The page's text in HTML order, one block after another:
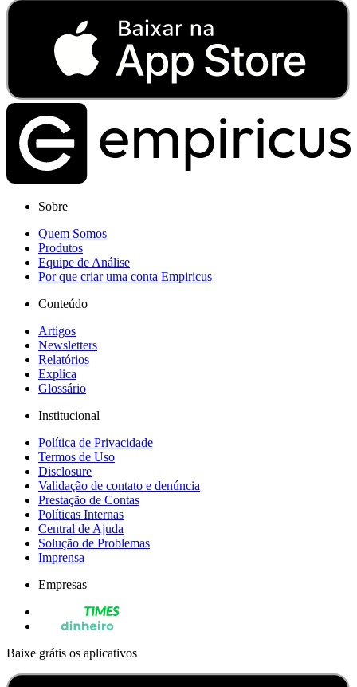
Sobre
Quem Somos
Produtos
Equipe de Análise
Por que criar uma conta Empiricus
Conteúdo
Artigos
Newsletters
Relatórios
Explica
Glossário
Institucional
Política de Privacidade
Termos de Uso
Disclosure
Validação de contato e denúncia
Prestação de Contas
Políticas Internas
Central de Ajuda
Solução de Problemas
Imprensa
Empresas
Baixe grátis os aplicativos